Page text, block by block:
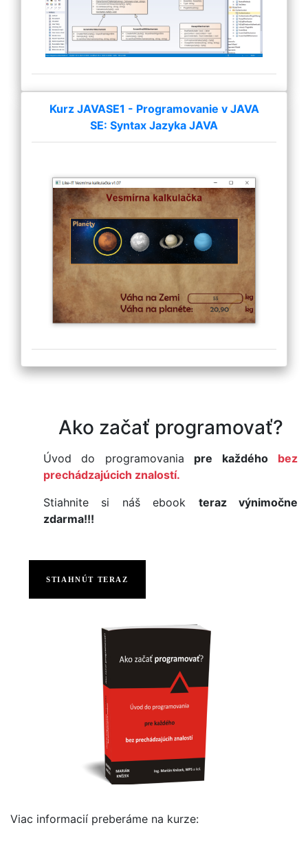
Kurz JAVASE1 - Programovanie v JAVA
SE: Syntax Jazyka JAVA
Ako začať programovať?
Úvod do programovania pre každého
bez
prechádzajúcich znalostí.
Stiahnite si náš ebook teraz výnimočne
zdarma!!!
STIAHNÚT TERAZ
Viac informacií preberáme na kurze: